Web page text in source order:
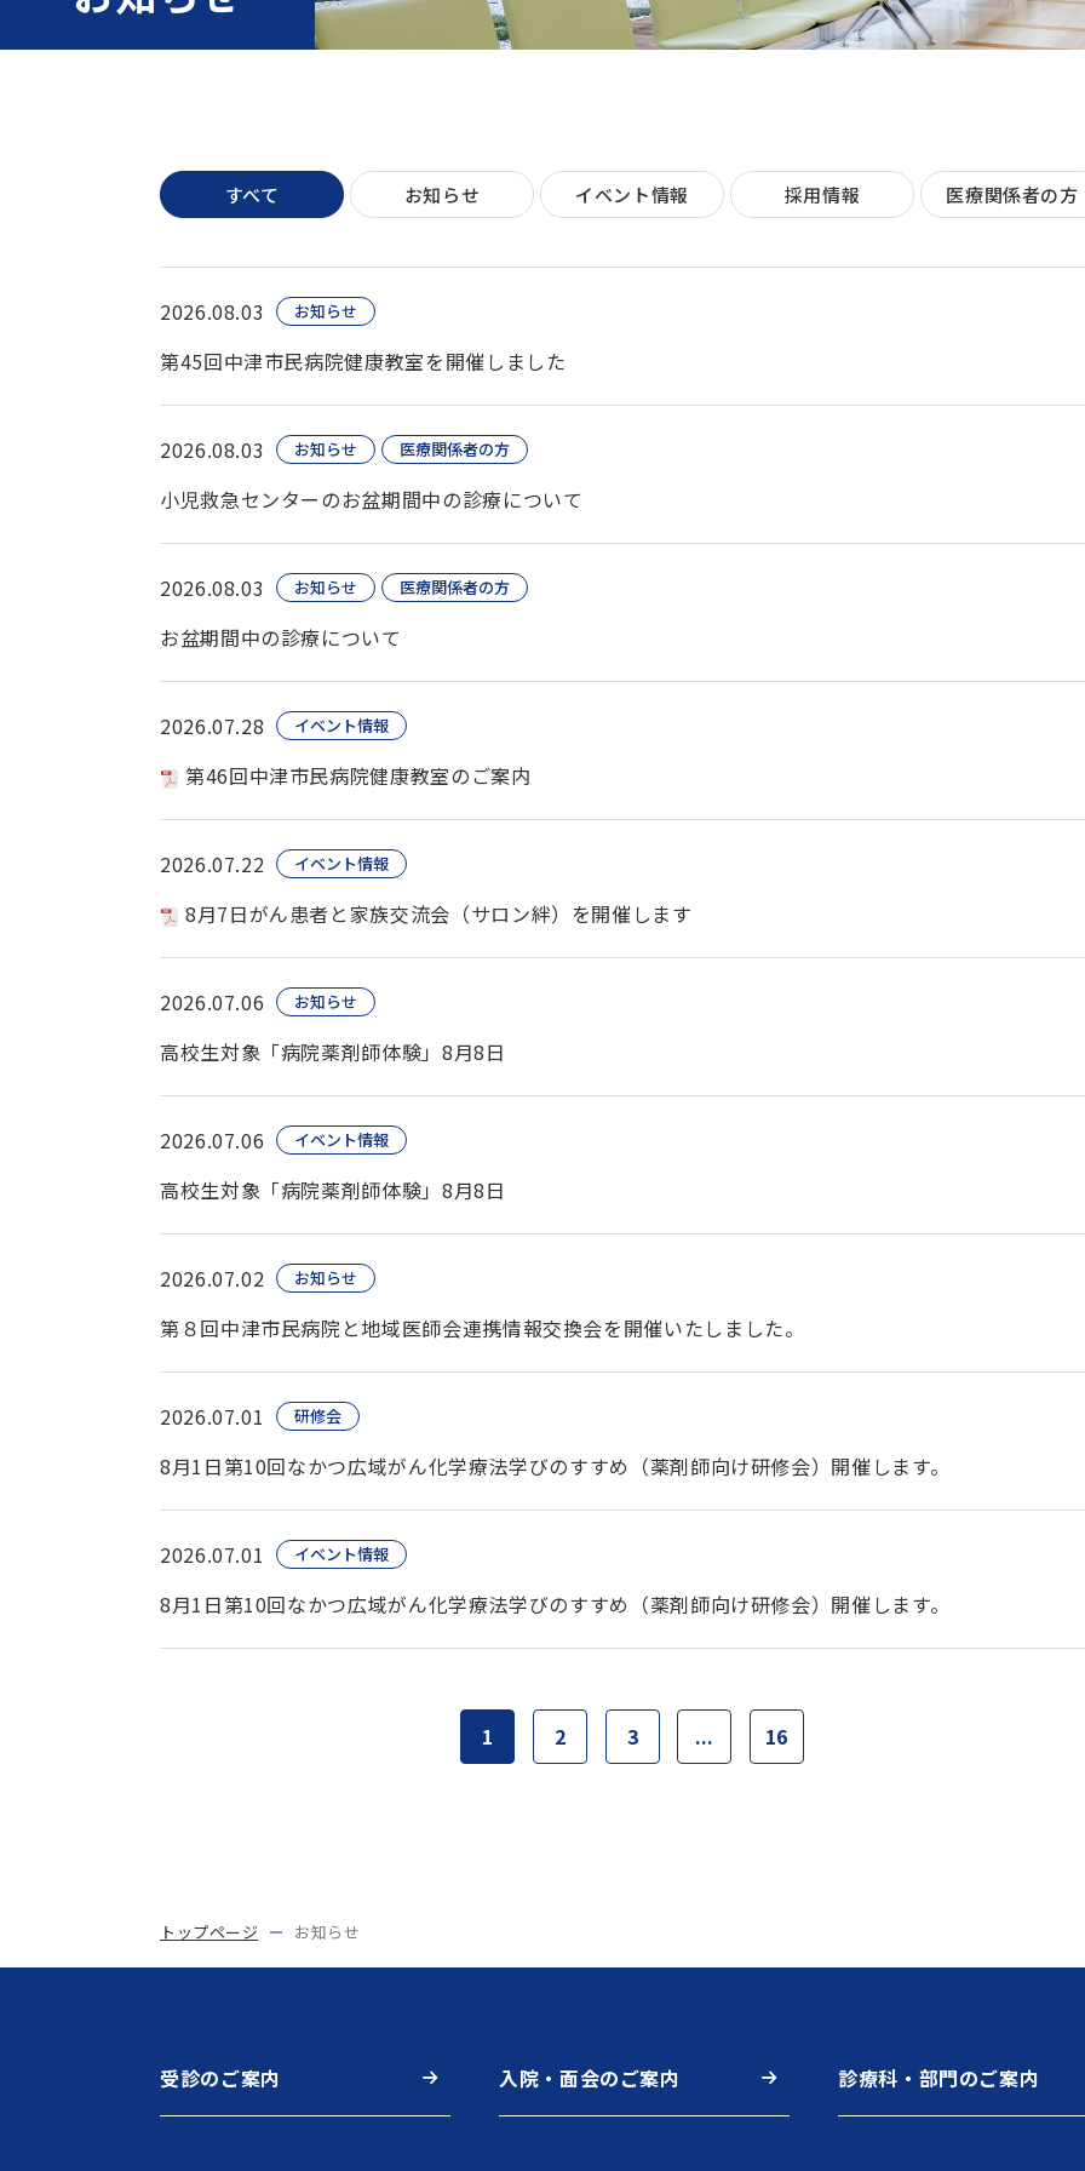
すべて お知らせ イベント情報 採用情報 医療関係者の方
2026.08.03 お知らせ
第45回中津市民病院健康教室を開催しました
2026.08.03 お知らせ 医療関係者の方
小児救急センターのお盆期間中の診療について
2026.08.03 お知らせ 医療関係者の方
お盆期間中の診療について
2026.07.28 イベント情報
第46回中津市民病院健康教室のご案内
2026.07.22 イベント情報
8月7日がん患者と家族交流会（サロン絆）を開催します
2026.07.06 お知らせ
高校生対象「病院薬剤師体験」8月8日
2026.07.06 イベント情報
高校生対象「病院薬剤師体験」8月8日
2026.07.02 お知らせ
第８回中津市民病院と地域医師会連携情報交換会を開催いたしました。
2026.07.01 研修会
8月1日第10回なかつ広域がん化学療法学びのすすめ（薬剤師向け研修会）開催します。
2026.07.01 イベント情報
8月1日第10回なかつ広域がん化学療法学びのすすめ（薬剤師向け研修会）開催します。
1 2 3 ... 16
トップページ お知らせ
受診のご案内 入院・面会のご案内 診療科・部門のご案内